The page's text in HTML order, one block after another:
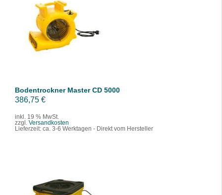
IN DEN WARENKORB
/
DETAILS
Bodentrockner Master CD 5000
386,75 €
inkl. 19 % MwSt.
zzgl. Versandkosten
Lieferzeit: ca. 3-6 Werktagen - Direkt vom Hersteller